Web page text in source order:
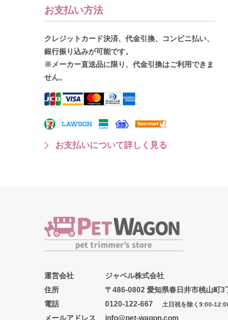
お支払い方法
クレジットカード決済、代金引換、コンビニ払い、
銀行振り込みが可能です。
※メーカー直送品に限り、代金引換はご利用できま
せん。
お支払いについて詳しく見る
運営会社
ジャペル株式会社
住所
〒486-0802 愛知県春日井市桃山町3
電話
0120-122-667 土日祝を除く9:00-
メールアドレス info@pet-wagon.com